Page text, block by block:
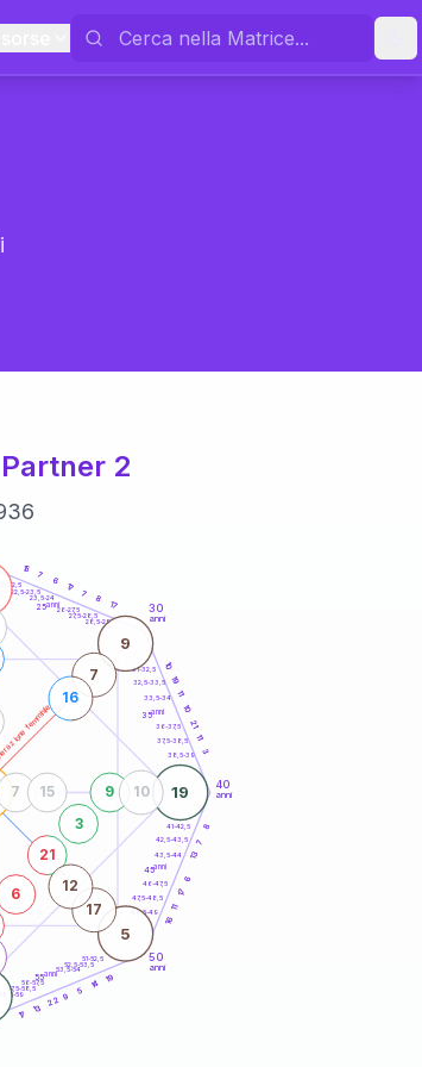
2
femminile
30
anni
40
anni
50
anni
21-22,5
22,5-23,5
23,5-24
26-27,5
27,5-28,5
28,5-29
31-32,5
32,5-33,5
33,5-34
36-37,5
37,5-38,5
38,5-39
41-42,5
42,5-43,5
43,5-44
46-47,5
47,5-48,5
48,5-49
51-52,5
52,5-53,5
53,5-54
56-57,5
57,5-58,5
58,5-59
15
7
6
17
7
8
17
10
19
11
10
21
11
3
8
7
13
6
17
11
16
19
14
5
9
22
13
17
19
9
5
6
21
3
9 10
7 15
7
16
17
12
25anni
35anni
45anni
55anni